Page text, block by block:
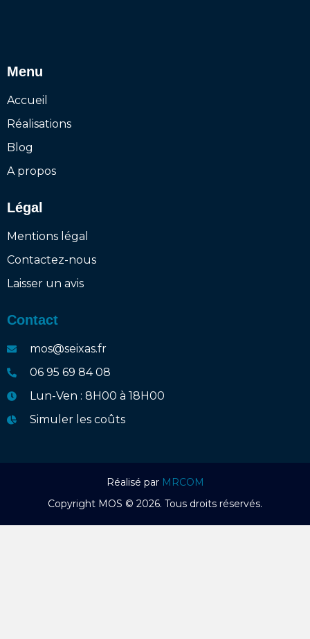
Menu
Accueil
Réalisations
Blog
A propos
Légal
Mentions légal
Contactez-nous
Laisser un avis
Contact
mos@seixas.fr
06 95 69 84 08
Lun-Ven : 8H00 à 18H00
Simuler les coûts
Réalisé par MRCOM
Copyright MOS © 2026. Tous droits réservés.